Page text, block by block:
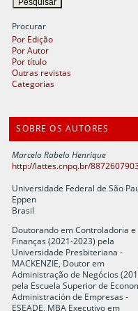
Procurar
Por Edição
Por Autor
Por título
Outras revistas
Categorias
SOBRE OS AUTORES
Marcelo Rabelo Henrique
http://lattes.cnpq.br/
Universidade Federal de São
Eppen
Brasil
Doutorando em Controladoria e
Finanças (2021-2023) pela
Universidade Presbiteriana -
MACKENZIE, Doutor em
Administração de Negócios
pela Escuela Superior de
Administración de Empresas -
ESEADE, MBA Executivo em